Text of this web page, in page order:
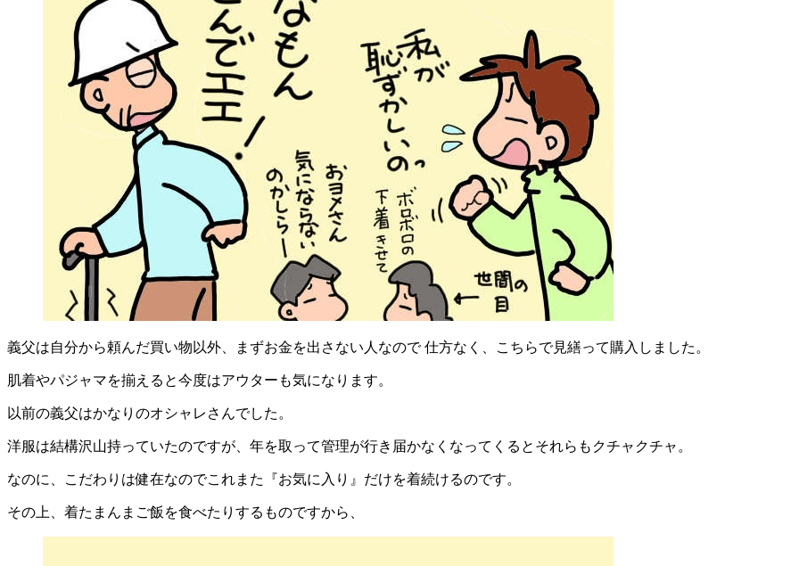
義父は自分から頼んだ買い物以外、まずお金を出さない人なので 仕方なく、こちらで見繕って購入しました。
肌着やパジャマを揃えると今度はアウターも気になります。
以前の義父はかなりのオシャレさんでした。
洋服は結構沢山持っていたのですが、年を取って管理が行き届かなくなってくるとそれらもクチャクチャ。
なのに、こだわりは健在なのでこれまた『お気に入り』だけを着続けるのです。
その上、着たまんまご飯を食べたりするものですから、